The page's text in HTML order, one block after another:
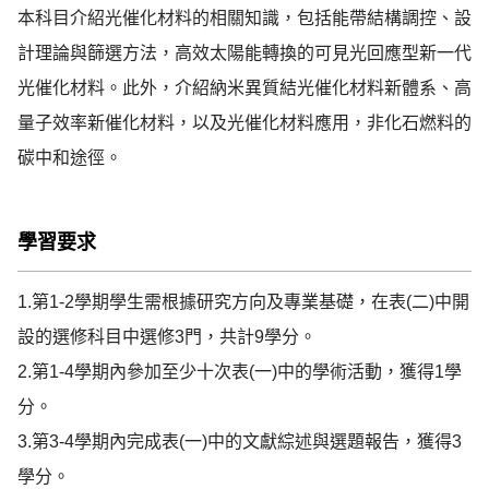
本科目介紹光催化材料的相關知識，包括能帶結構調控、設
計理論與篩選方法，高效太陽能轉換的可見光回應型新一代
光催化材料。此外，介紹納米異質結光催化材料新體系、高
量子效率新催化材料，以及光催化材料應用，非化石燃料的
碳中和途徑。
學習要求
1.第1-2學期學生需根據研究方向及專業基礎，在表(二)中開
設的選修科目中選修3門，共計9學分。
2.第1-4學期內參加至少十次表(一)中的學術活動，獲得1學
分。
3.第3-4學期內完成表(一)中的文獻綜述與選題報告，獲得3
學分。